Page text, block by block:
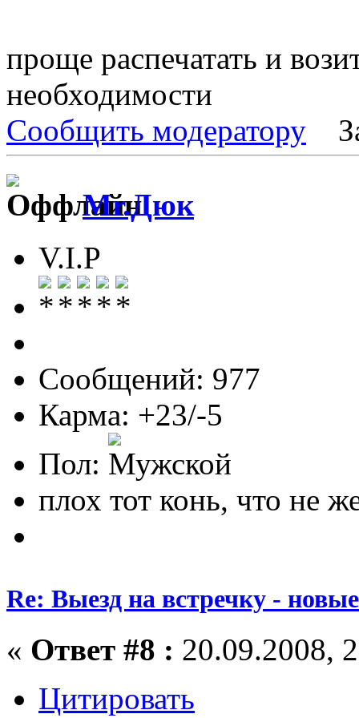
проще распечатать и
необходимости
Сообщить модератору
Mr.Дюк
V.I.P
Сообщений: 977
Карма: +23/-5
Пол:
плох тот конь, что не
Re: Выезд на встречку -
« Ответ #8 : 20.09.2008,
Цитировать